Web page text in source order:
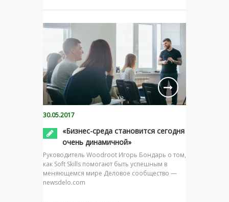
30.05.2017
«Бизнес-среда становится сегодня
очень динамичной»
Руководитель Woodroot Игорь Бондарь о том,
как Soft Skills помогают быть успешным в
меняющемся мире Деловое сообщество —
newsdelo.com